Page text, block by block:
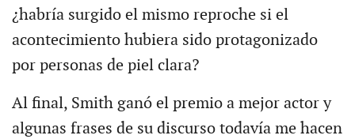
¿habría surgido el mismo reproche si el
acontecimiento hubiera sido protagonizado
por personas de piel clara?
Al final, Smith ganó el premio a mejor actor y
algunas frases de su discurso todavía me hacen